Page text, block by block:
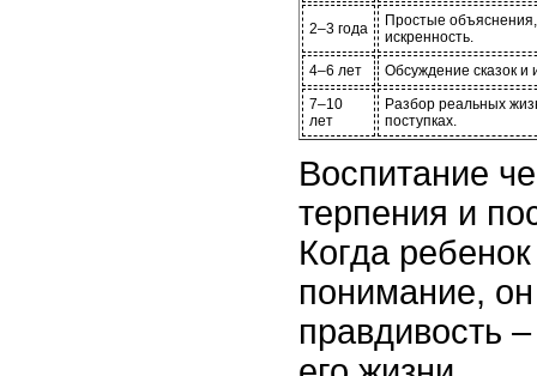
2–3 года
Простые
искренность.
4–6 лет
Обсуждение сказок и
7–10
лет
Разбор реальных
поступках.
Воспитание
терпения и
Когда
понимание, он
правдивость